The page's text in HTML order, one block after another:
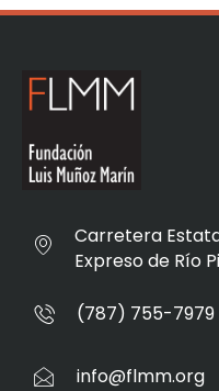
Carretera
Expreso de Río
(787) 755-7979
info@flmm.org